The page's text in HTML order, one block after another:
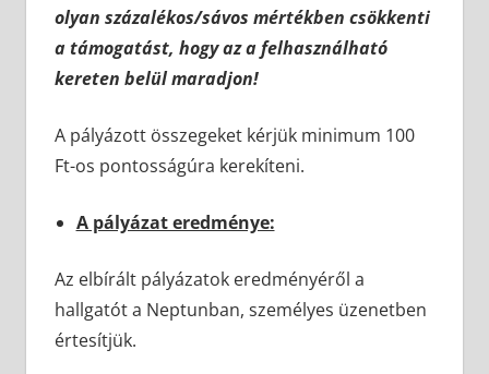
olyan százalékos/sávos mértékben csökkenti
a támogatást, hogy az a felhasználható
kereten belül maradjon!
A pályázott összegeket kérjük minimum 100
Ft-os pontosságúra kerekíteni.
A pályázat eredménye:
Az elbírált pályázatok eredményéről a
hallgatót a Neptunban, személyes üzenetben
értesítjük.